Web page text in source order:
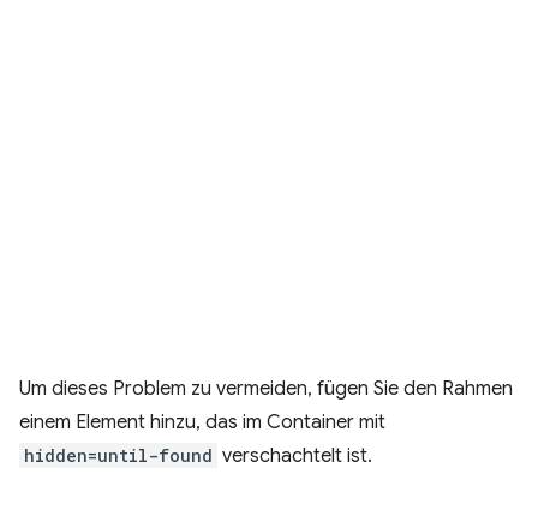
Um dieses Problem zu vermeiden, fügen Sie den Rahmen
einem Element hinzu, das im Container mit
hidden=until-found verschachtelt ist.